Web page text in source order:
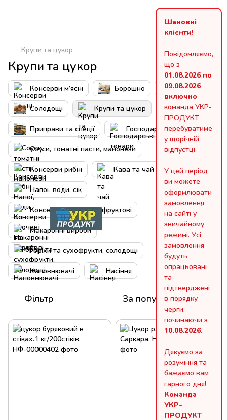
Шановні
клієнти!
Повідомляємо,
що з
01.08.2026 по
09.08.2026
включно
команда УКР-
ПРОДУКТ
перебуватиме
у щорічній
відпустці.
У цей період
ви можете
оформлювати
замовлення
на сайті у
звичайному
режимі. Усі
замовлення
будуть
опрацьовані
та
підтверджені
в порядку
черги,
починаючи з
10.08.2026.
Дякуємо за
розуміння та
бажаємо вам
гарного дня!
Команда
УКР-
ПРОДУКТ
Крупи та цукор
Крупи та цукор
Консерви м’ясні Борошно Олія
Солодощі Крупи та цукор
Приправи та спеції Господарські товари
Соуси, томатні пасти, майонези
Консерви рибні Кава та чай
Напої, води, сік
Консерви овочеві та фруктові
Макаронні вироби
Горіхи та сухофрукти, солодощі
Наповнювачі Насіння
Фільтр За популярністю